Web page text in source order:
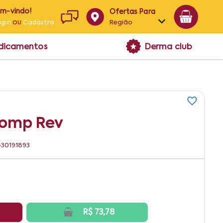
vindo!
ouCadastro
Ofertas Para
Região
Alagoas
Derma club
Rev
R$ 73,78